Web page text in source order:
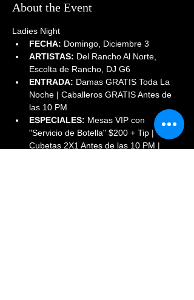
About the Event
Ladies Night
FECHA: Domingo, Diciembre 3
ARTISTAS: Del Rancho Al Norte,
Escolta de Rancho, DJ G6
ENTRADA: Damas GRATIS Toda La
Noche | Caballeros GRATIS Antes de
las 10 PM
ESPECIALES: Mesas VIP con
"Servicio de Botella" $200 + Tip |
Cubetas 2X1 Antes de las 10 PM |